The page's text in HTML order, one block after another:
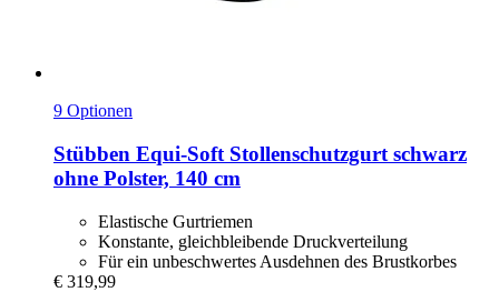
9 Optionen
Stübben Equi-​Soft Stollenschutzgurt schwarz
ohne Polster, 140 cm
Elastische Gurtriemen
Konstante, gleichbleibende Druckverteilung
Für ein unbeschwertes Ausdehnen des Brustkorbes
€ 319,99